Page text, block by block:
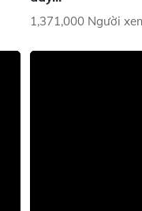
1,371,000 Người